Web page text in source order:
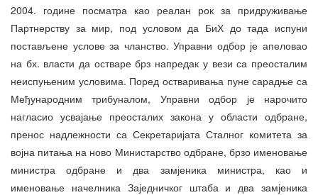
2004. године посматра као реалан рок за придруживање
Партнерству за мир, под условом да БиХ до тада испуни
постављене услове за чланство. Управни одбор је апеловао
на бх. власти да остваре брз напредак у вези са преосталим
неиспуњеним условима. Поред остваривања пуне сарадње са
Међународним трибуналом, Управни одбор је нарочито
нагласио усвајање преосталих закона у области одбране,
пренос надлежности са Секретаријата Сталног комитета за
војна питања на ново Министарство одбране, брзо именовање
министра одбране и два замјеника министра, као и
именовање начелника Заједничког штаба и два замјеника